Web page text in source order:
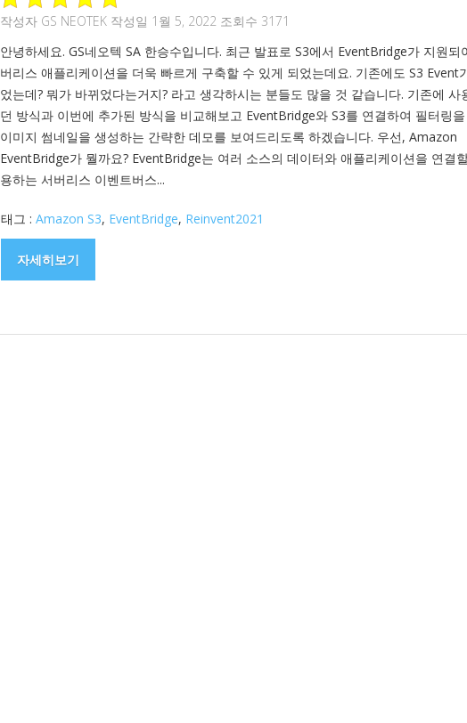
작성자 GS NEOTEK 작성일 1월 5, 2022 조회수 3171
안녕하세요. GS네오텍 SA 한승수입니다. 최근 발표로 S3에서 EventBridge가 지원되
버리스 애플리케이션을 더욱 빠르게 구축할 수 있게 되었는데요. 기존에도 S3 Event
었는데? 뭐가 바뀌었다는거지? 라고 생각하시는 분들도 많을 것 같습니다. 기존에 사
던 방식과 이번에 추가된 방식을 비교해보고 EventBridge와 S3를 연결하여 필터링
이미지 썸네일을 생성하는 간략한 데모를 보여드리도록 하겠습니다. 우선, Amazon
EventBridge가 뭘까요? EventBridge는 여러 소스의 데이터와 애플리케이션을 연결
용하는 서버리스 이벤트버스...
태그 : Amazon S3, EventBridge, Reinvent2021
자세히보기